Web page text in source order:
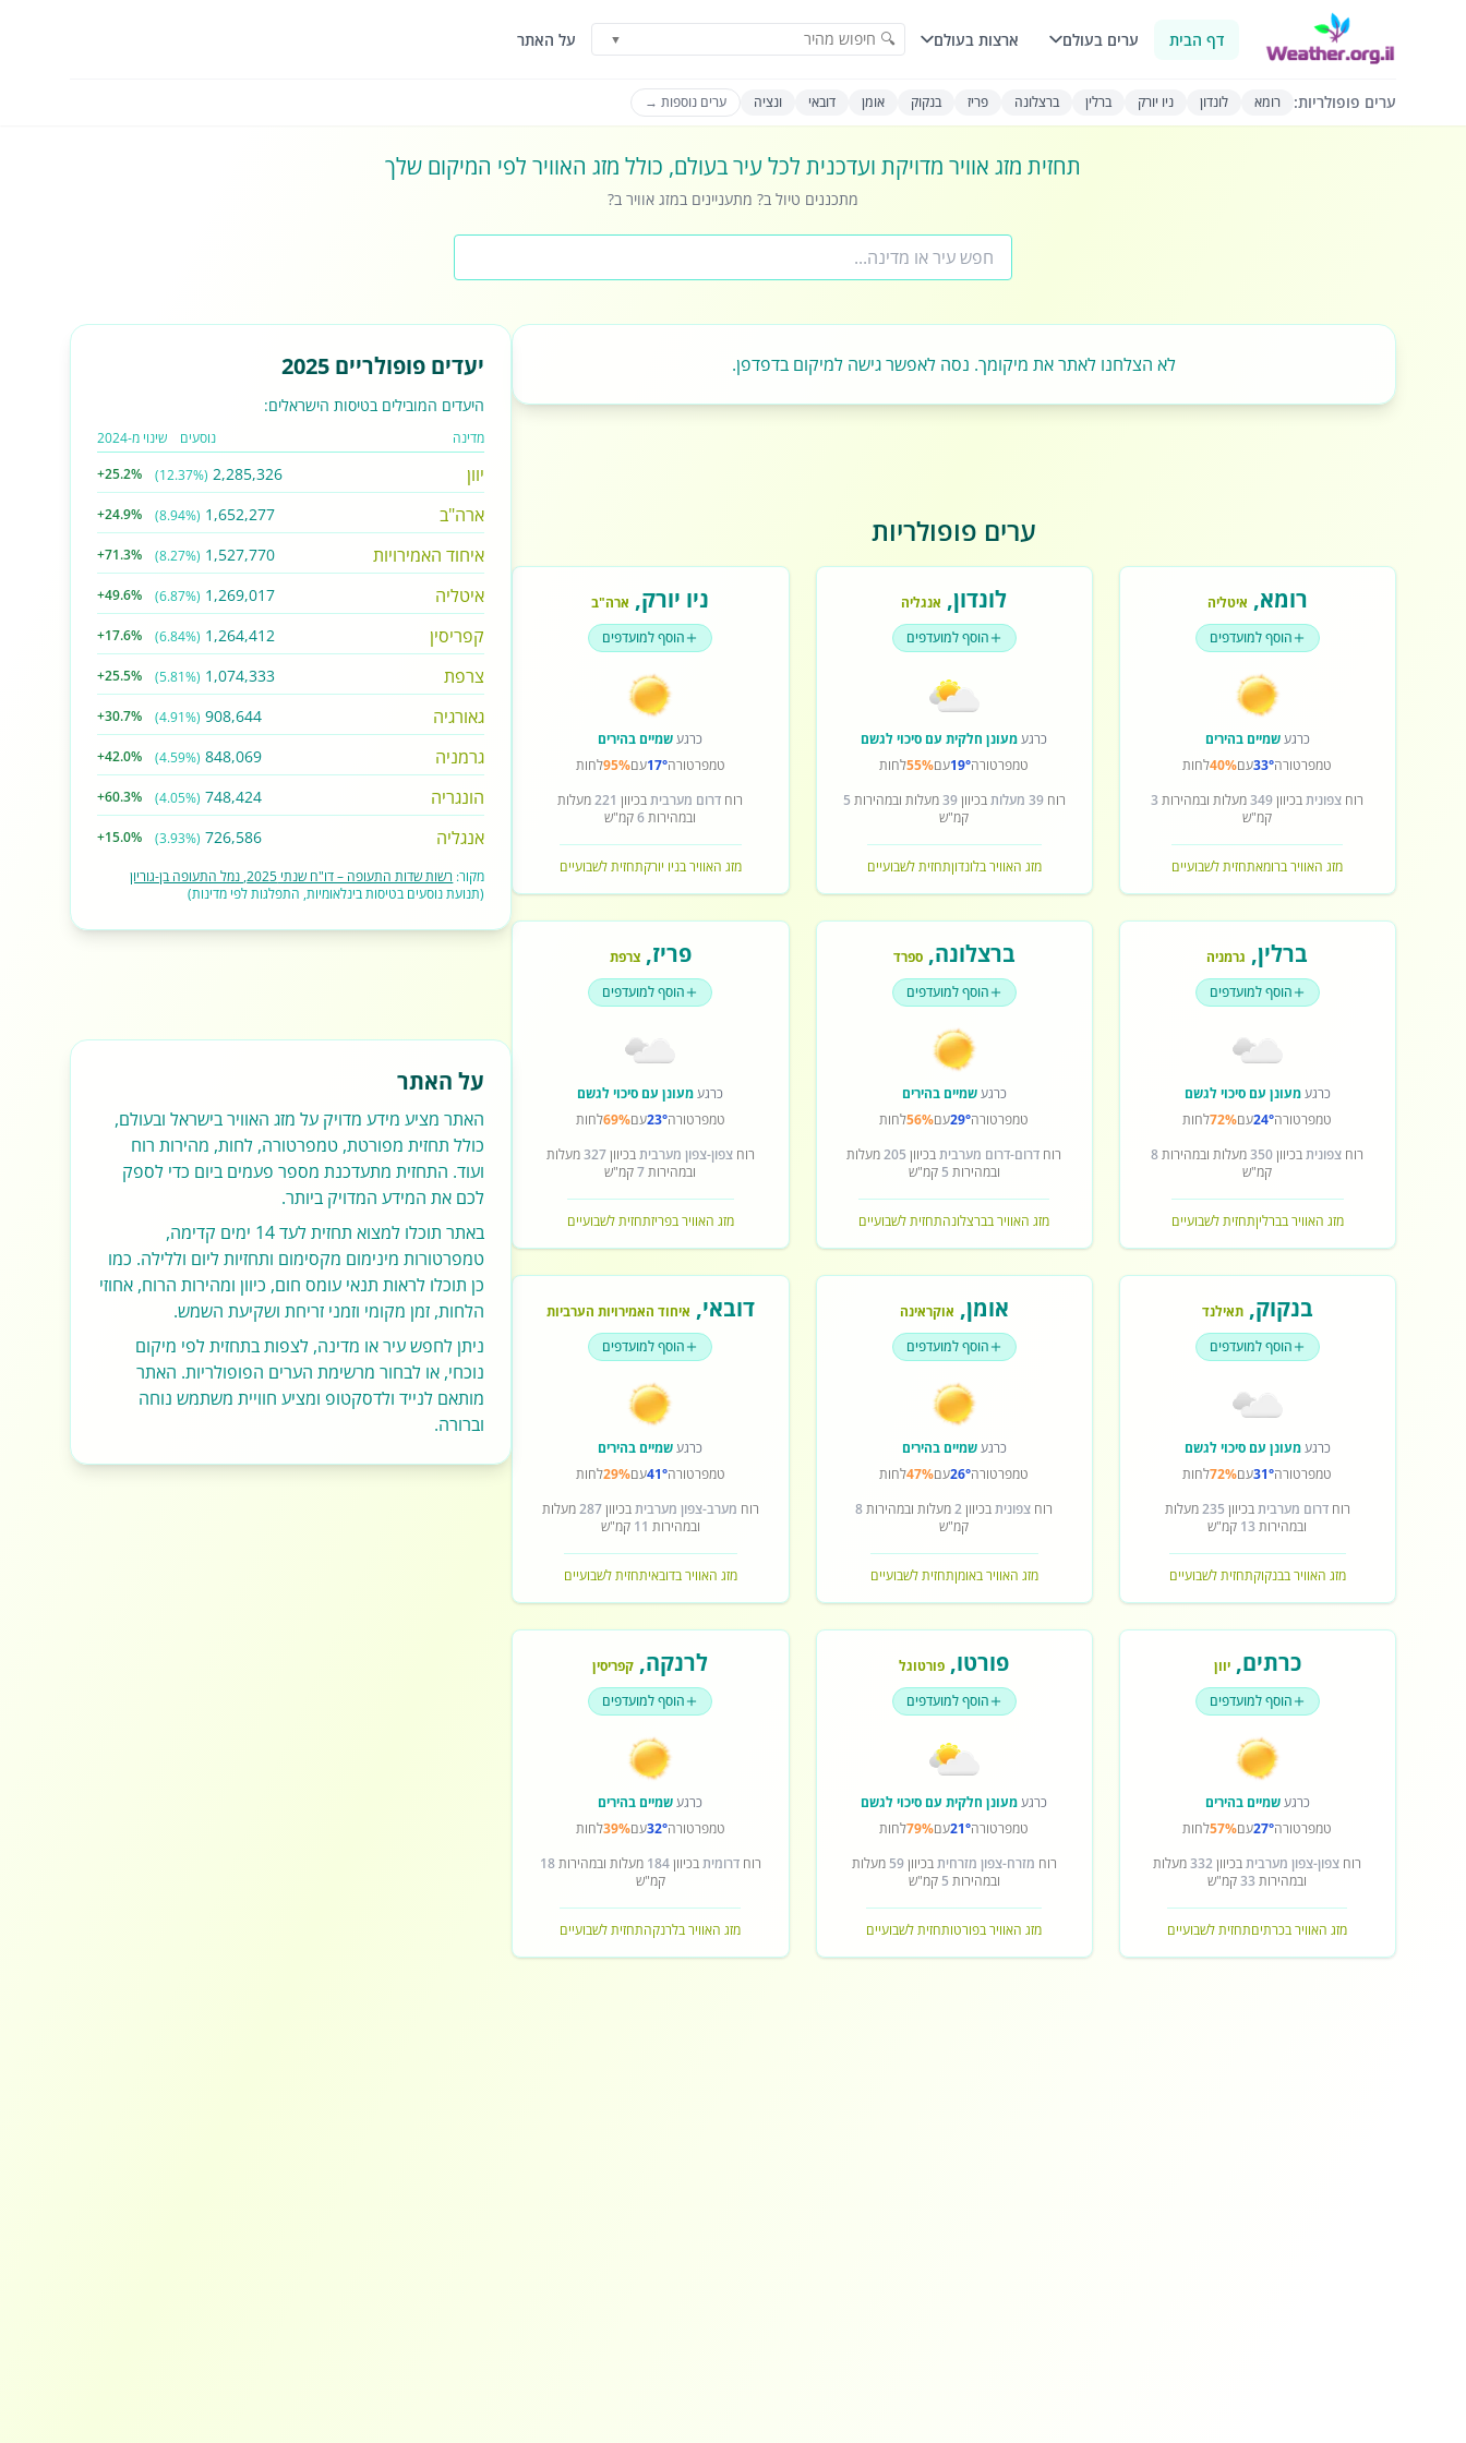
דף הבית ערים בעולם ארצות בעולם 🔍 חיפוש מהיר ▼ על האתר
ערים פופולריות: רומא לונדון ניו יורק ברלין ברצלונה פריז בנקוק אומן דובאי ונציה ערים נוספות →
תחזית מזג אוויר מדויקת ועדכנית לכל עיר בעולם, כולל מזג האוויר לפי המיקום שלך
מתכננים טיול ב? מתעניינים במזג אוויר ב?
לא הצלחנו לאתר את מיקומך. נסה לאפשר גישה למיקום בדפדפן.
ערים פופולריות
רומא, איטליה
הוסף למועדפים
כרגעשמיים בהירים
טמפרטורה33°עם40%לחות
רוח צפוניתבכיוון349מעלות ובמהירות 3
קמ"ש
מזג האוויר ברומאתחזית לשבועיים
לונדון, אנגליה
הוסף למועדפים
כרגעמעונן חלקית עם סיכוי לגשם
טמפרטורה19°עם55%לחות
רוח39 מעלות בכיוון39מעלות ובמהירות 5
קמ"ש
מזג האוויר בלונדוןתחזית לשבועיים
ניו יורק, ארה"ב
הוסף למועדפים
כרגעשמיים בהירים
טמפרטורה17°עם95%לחות
רוח דרום מערביתבכיוון 221מעלות
ובמהירות6קמ"ש
מזג האוויר בניו יורקתחזית לשבועיים
ברלין, גרמניה
הוסף למועדפים
כרגעמעונן עם סיכוי לגשם
טמפרטורה24°עם72%לחות
רוח צפוניתבכיוון350מעלות ובמהירות8
קמ"ש
מזג האוויר בברליןתחזית לשבועיים
ברצלונה,ספרד
הוסף למועדפים
כרגעשמיים בהירים
טמפרטורה29°עם56%לחות
רוח דרום-דרום מערביתבכיוון 205מעלות
ובמהירות 5 קמ"ש
מזג האוויר בברצלונהתחזית לשבועיים
פריז,צרפת
הוסף למועדפים
כרגעמעונן עם סיכוי לגשם
טמפרטורה23°עם69%לחות
רוחצפון-צפון מערביתבכיוון327מעלות
ובמהירות7קמ"ש
מזג האוויר בפריזתחזית לשבועיים
בנקוק,תאילנד
הוסף למועדפים
כרגעמעונן עם סיכוי לגשם
טמפרטורה31°עם72%לחות
רוחדרום מערביתבכיוון 235מעלות
ובמהירות 13 קמ"ש
מזג האוויר בבנקוקתחזית לשבועיים
אומן, אוקראינה
הוסף למועדפים
כרגעשמיים בהירים
טמפרטורה26°עם47%לחות
רוח צפוניתבכיוון2מעלות ובמהירות8
קמ"ש
מזג האוויר באומןתחזית לשבועיים
דובאי, איחוד האמירויות הערביות
הוסף למועדפים
כרגעשמיים בהירים
טמפרטורה41°עם29%לחות
רוח מערב-צפון מערביתבכיוון287מעלות
ובמהירות 11 קמ"ש
מזג האוויר בדובאיתחזית לשבועיים
כרתים,יוון
הוסף למועדפים
כרגעשמיים בהירים
טמפרטורה27°עם57%לחות
רוח צפון-צפון מערביתבכיוון332מעלות
ובמהירות 33קמ"ש
מזג האוויר בכרתיםתחזית לשבועיים
פורטו, פורטוגל
הוסף למועדפים
כרגעמעונן חלקית עם סיכוי לגשם
טמפרטורה21°עם79%לחות
רוח מזרח-צפון מזרחיתבכיוון59 מעלות
ובמהירות 5 קמ"ש
מזג האוויר בפורטותחזית לשבועיים
לרנקה, קפריסין
הוסף למועדפים
כרגעשמיים בהירים
טמפרטורה32°עם39%לחות
רוחדרומיתבכיוון184 מעלות ובמהירות18
קמ"ש
מזג האוויר בלרנקהתחזית לשבועיים
יעדים פופולריים 2025
היעדים המובילים בטיסות הישראלים:
מדינה נוסעים שינוי מ-2024
יוון 2,285,326
(12.37%)
+25.2%
ארה"ב 1,652,277
(8.94%)
+24.9%
איחוד האמירויות 1,527,770
(8.27%)
+71.3%
איטליה 1,269,017
(6.87%)
+49.6%
קפריסין 1,264,412
(6.84%)
+17.6%
צרפת 1,074,333
(5.81%)
+25.5%
גאורגיה 908,644
(4.91%)
+30.7%
גרמניה 848,069
(4.59%)
+42.0%
הונגריה 748,424
(4.05%)
+60.3%
אנגליה 726,586
(3.93%)
+15.0%
מקור: רשות שדות התעופה – דו"ח שנתי 2025, נמל התעופה בן-גוריון
(תנועת נוסעים בטיסות בינלאומיות, התפלגות לפי מדינות)
על האתר
האתר מציע מידע מדויק על מזג האוויר בישראל ובעולם,
כולל תחזית מפורטת, טמפרטורה, לחות, מהירות רוח
ועוד. התחזית מתעדכנת מספר פעמים ביום כדי לספק
לכם את המידע המדויק ביותר.
באתר תוכלו למצוא תחזית לעד 14 ימים קדימה,
טמפרטורות מינימום מקסימום ותחזיות ליום וללילה. כמו
כן תוכלו לראות תנאי עומס חום, כיוון ומהירות הרוח, אחוזי
הלחות, זמן מקומי וזמני זריחת ושקיעת השמש.
ניתן לחפש עיר או מדינה, לצפות בתחזית לפי מיקום
נוכחי, או לבחור מרשימת הערים הפופולריות. האתר
מותאם לנייד ולדסקטופ ומציע חוויית משתמש נוחה
וברורה.